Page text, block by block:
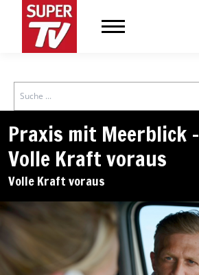
Search
Praxis mit Meerblick –
Volle Kraft voraus
Volle Kraft voraus